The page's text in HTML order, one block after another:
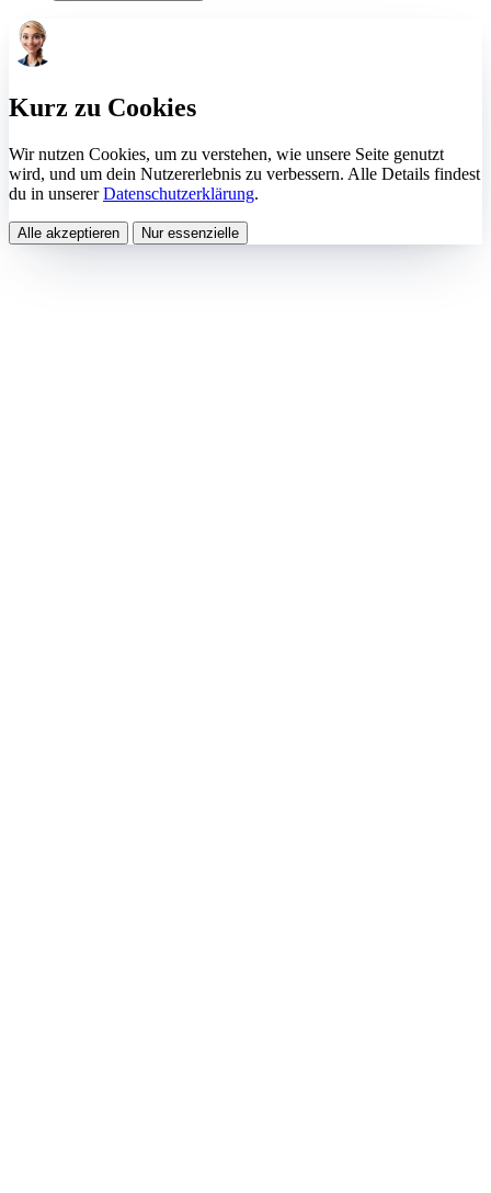
Kurz zu Cookies
Wir nutzen Cookies, um zu verstehen, wie unsere Seite genutzt
wird, und um dein Nutzererlebnis zu verbessern. Alle Details findest
du in unsererDatenschutzerklärung.
Alle akzeptieren Nur essenzielle